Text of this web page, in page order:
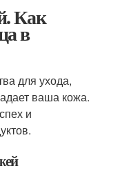
Как
в
для ухода,
ваша кожа.
и